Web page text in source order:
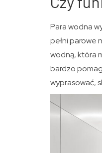
Para wodna
pełni parowe
wodną, która
bardzo
wyprasować,